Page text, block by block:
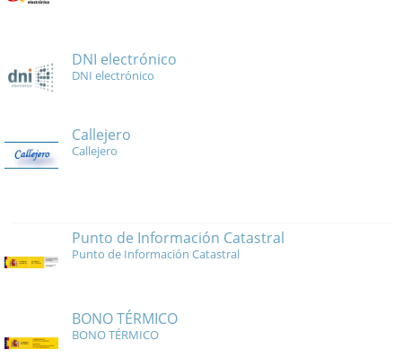
DNI electrónico
DNI electrónico
Callejero
Callejero
Punto de Información Catastral
Punto de Información Catastral
BONO TÉRMICO
BONO TÉRMICO